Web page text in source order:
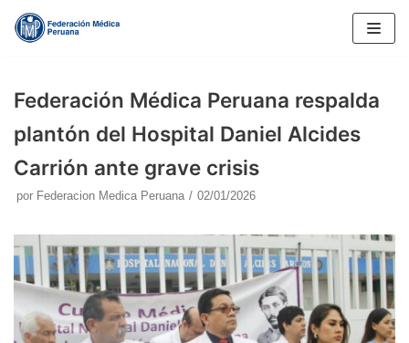
contenido
Federación Médica Peruana respalda
plantón del Hospital Daniel Alcides
Carrión ante grave crisis
por Federacion Medica Peruana 02/01/2026